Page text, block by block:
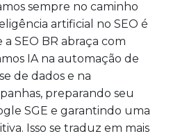
sempre no caminho
artificial no SEO é
SEO BR abraça com
IA na automação de
de dados e na
preparando seu
SGE e garantindo uma
Isso se traduz em mais